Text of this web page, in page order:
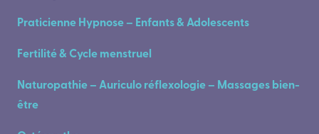
Praticienne Hypnose – Enfants & Adolescents
Fertilité & Cycle menstruel
Naturopathie – Auriculo réflexologie – Massages bien-
être